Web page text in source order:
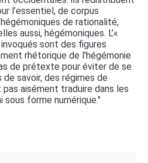
l’essentiel, de corpus
de rationalité,
aussi, hégémoniques. L’«
sont des figures
rhétorique de l'hégémonie
de prétexte pour éviter de se
savoir, des régimes de
aisément traduire dans les
sous forme numérique."